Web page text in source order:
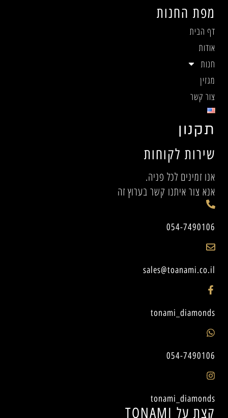
קצת על TONAMI
שירות לקוחות
אנו זמינים לכל פניה.
אנא צור איתנו קשר בערוץ זה
054-7490106
sales@toanami.co.il
tonami_diamonds
054-7490106
tonami_diamonds
מפת החנות
דף הבית
אודות
חנות
מגזין
צור קשר
תקנון